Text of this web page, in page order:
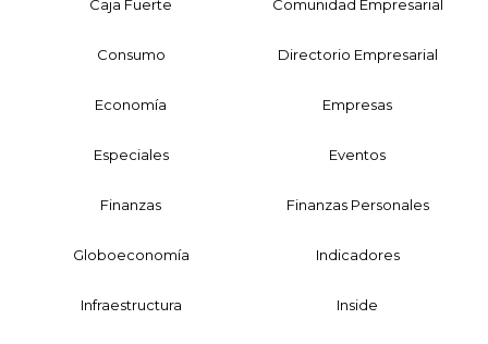
Caja Fuerte Comunidad Empresarial
Consumo Directorio Empresarial
Economía Empresas
Especiales Eventos
Finanzas Finanzas Personales
Globoeconomía Indicadores
Infraestructura Inside